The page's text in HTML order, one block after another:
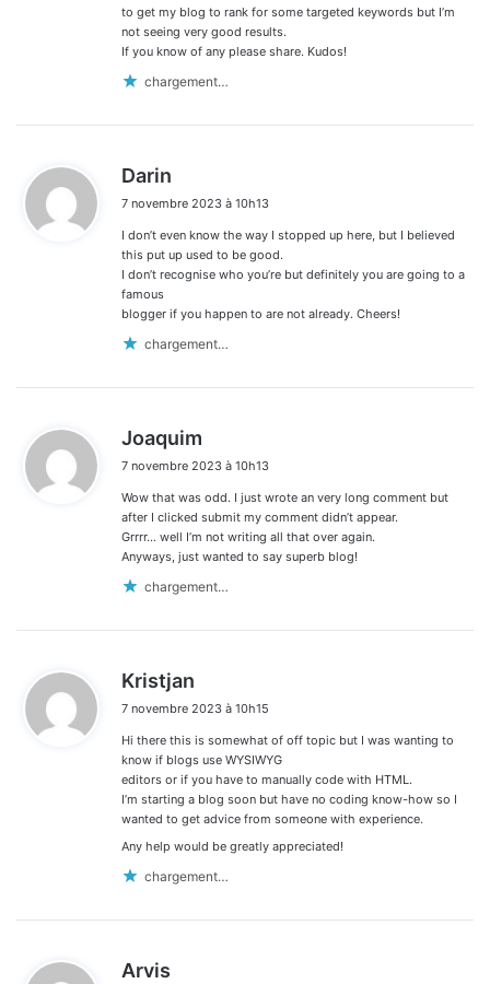
to get my blog to rank for some targeted keywords but I’m
not seeing very good results.
If you know of any please share. Kudos!
chargement…
Darin
t
:
7 novembre 2023 à 10h13
I don’t even know the way I stopped up here, but I believed
this put up used to be good.
I don’t recognise who you’re but definitely you are going to a
famous
blogger if you happen to are not already. Cheers!
chargement…
Joaquim
t
:
7 novembre 2023 à 10h13
Wow that was odd. I just wrote an very long comment but
after I clicked submit my comment didn’t appear.
Grrrr… well I’m not writing all that over again.
Anyways, just wanted to say superb blog!
chargement…
Kristjan
t
:
7 novembre 2023 à 10h15
Hi there this is somewhat of off topic but I was wanting to
know if blogs use WYSIWYG
editors or if you have to manually code with HTML.
I’m starting a blog soon but have no coding know-how so I
wanted to get advice from someone with experience.
Any help would be greatly appreciated!
chargement…
Arvis